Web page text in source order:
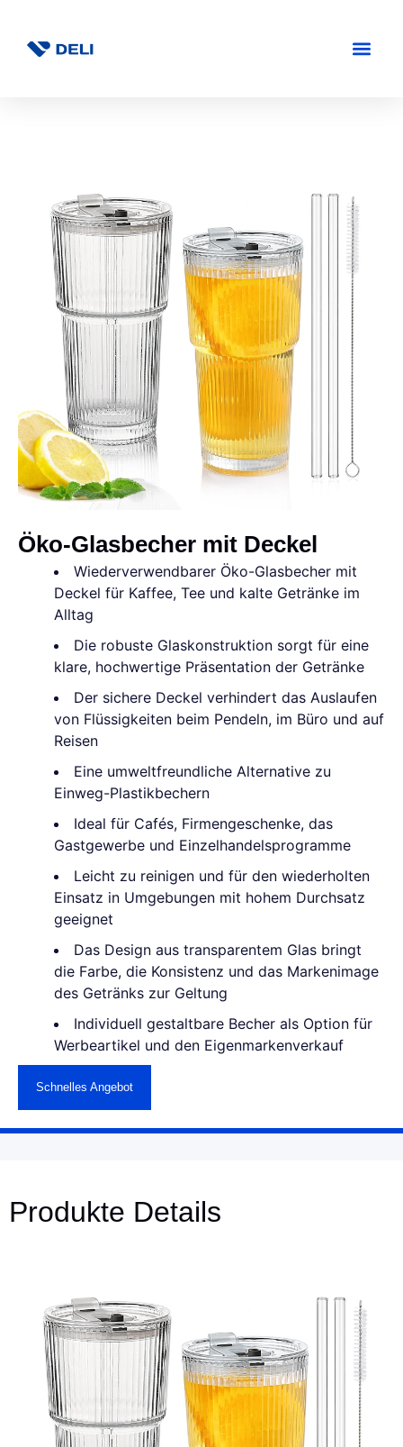
Öko-Glasbecher mit Deckel
Wiederverwendbarer Öko-Glasbecher mit
Deckel für Kaffee, Tee und kalte Getränke im
Alltag
Die robuste Glaskonstruktion sorgt für eine
klare, hochwertige Präsentation der Getränke
Der sichere Deckel verhindert das Auslaufen
von Flüssigkeiten beim Pendeln, im Büro und auf
Reisen
Eine umweltfreundliche Alternative zu
Einweg-Plastikbechern
Ideal für Cafés, Firmengeschenke, das
Gastgewerbe und Einzelhandelsprogramme
Leicht zu reinigen und für den wiederholten
Einsatz in Umgebungen mit hohem Durchsatz
geeignet
Das Design aus transparentem Glas bringt
die Farbe, die Konsistenz und das Markenimage
des Getränks zur Geltung
Individuell gestaltbare Becher als Option für
Werbeartikel und den Eigenmarkenverkauf
Schnelles Angebot
Produkte Details